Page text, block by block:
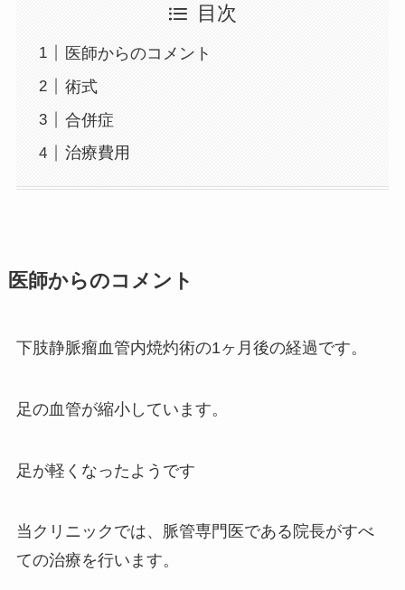
目次
医師からのコメント
術式
合併症
治療費用
医師からのコメント
下肢静脈瘤血管内焼灼術の1ヶ月後の経過です。
足の血管が縮小しています。
足が軽くなったようです
当クリニックでは、脈管専門医である院長がすべ
ての治療を行います。